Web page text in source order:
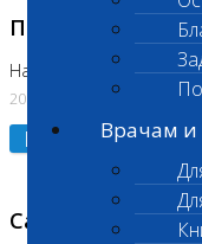
Врачам
Приостановлено
На Нагорной
20.07.2026
Подробнее
Санитарный